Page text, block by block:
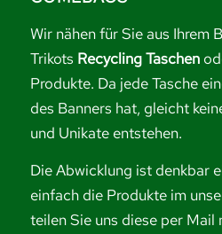
Wir nähen für Sie aus Ihrem
Trikots Recycling Taschen
Produkte. Da jede Tasche
des Banners hat, gleicht
und Unikate entstehen.
Die Abwicklung ist denkbar
einfach die Produkte im
teilen Sie uns diese per Mail